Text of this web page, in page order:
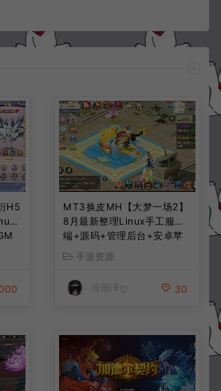
H5
MT3换皮MH【大梦一场2】
8月最新整理Linux手工服务
端+源码+管理后台+安卓苹
果双端+详细搭建教程+视频
教程
手游资源
冷雨泽ღ 30